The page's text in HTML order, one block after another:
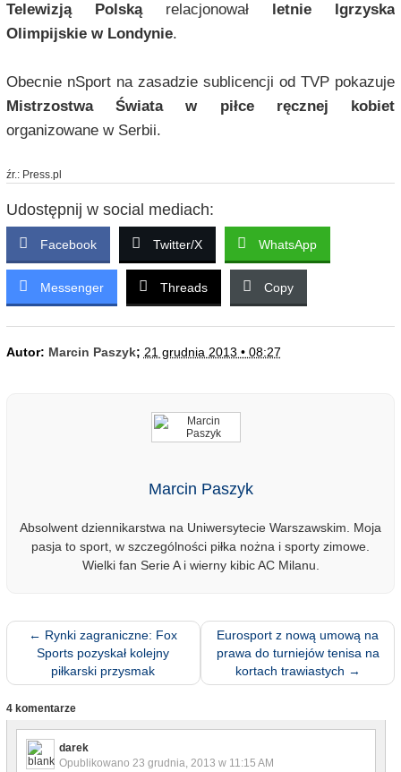
Telewizją Polskąrelacjonował
letnie Igrzyska
Olimpijskie w Londynie.
Obecnie nSport na zasadzie sublicencji od TVP pokazuje
Mistrzostwa Świata w piłce ręcznej kobiet
organizowane w Serbii.
źr.: Press.pl
Udostępnij w social mediach:
Facebook Twitter/X WhatsApp
Messenger Threads Copy
Autor: Marcin Paszyk; 21 grudnia 2013 • 08:27
Marcin Paszyk
Absolwent dziennikarstwa na Uniwersytecie Warszawskim. Moja
pasja to sport, w szczególności piłka nożna i sporty zimowe.
Wielki fan Serie A i wierny kibic AC Milanu.
← Rynki zagraniczne: Fox
Sports pozyskał kolejny
piłkarski przysmak
Eurosport z nową umową na
prawa do turniejów tenisa na
kortach trawiastych →
4 komentarze
darek
Opublikowano 23 grudnia, 2013 w 11:15 AM